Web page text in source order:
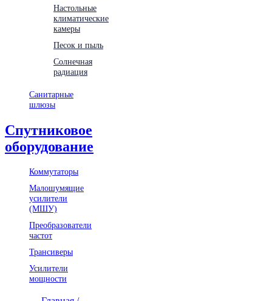
Настольные
климатические
камеры
Песок и пыль
Солнечная
радиация
Санитарные
шлюзы
Спутниковое
оборудование
Коммутаторы
Малошумящие
усилители
(МШУ)
Преобразователи
частот
Трансиверы
Усилители
мощности